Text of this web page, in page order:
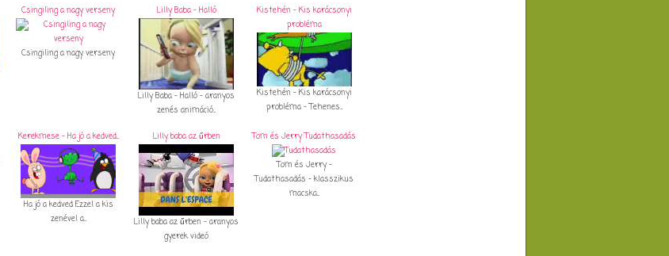
Csingiling a nagy verseny
Csingiling a nagy verseny
Lilly Baba - Halló
Lilly Baba - Halló - aranyos
zenés animáció...
Kistehén - Kis karácsonyi
probléma
Kistehén - Kis karácsonyi
probléma - Tehenes...
Kerekmese - Ha jó a kedved...
Ha jó a kedved Ezzel a kis
zenével a...
Lilly baba az űrben
Lilly baba az űrben - aranyos
gyerek videó
Tom és Jerry Tudathasadás
Tom és Jerry -
Tudathasadás - klasszikus
macska...